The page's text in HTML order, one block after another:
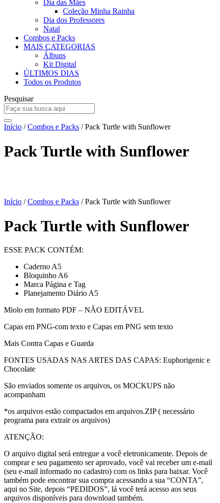
Dia das Mães
Coleção Minha Rainha
Dia dos Professores
Natal
Combos e Packs
MAIS CATEGORIAS
Álbuns
Kit Digital
ÚLTIMOS DIAS
Todos os Produtos
Pesquisar
Início /Combos e Packs / Pack Turtle with Sunflower
Pack Turtle with Sunflower
Início /Combos e Packs / Pack Turtle with Sunflower
Pack Turtle with Sunflower
ESSE PACK CONTÉM:
Caderno A5
Bloquinho A6
Marca Página e Tag
Planejamento Diário A5
Miolo em formato PDF – NÃO EDITÁVEL
Capas em PNG-com texto e Capas em PNG sem texto
Mais Contra Capas e Guarda
FONTES USADAS NAS ARTES DAS CAPAS: Euphorigenic e
Chocolate
São enviados somente os arquivos, os MOCKUPS não
acompanham
*os arquivos estão compactados em arquivos.ZIP ( necessário
programa para extrair os arquivos)
ATENÇÃO:
O arquivo digital será entregue a você eletronicamente. Depois de
comprar e seu pagamento ser aprovado, você vai receber um e-mail
(seu e-mail informado no cadastro) com os links para baixar. Você
também pode encontrar sua compra acessando a sua “CONTA”,
aqui no Site, depois “PEDIDOS”, lá você terá acesso aos seus
arquivos disponíveis para download também.